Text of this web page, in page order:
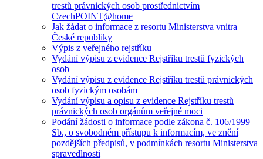
trestů právnických osob prostřednictvím
CzechPOINT@home
Jak žádat o informace z resortu Ministerstva vnitra
České republiky
Výpis z veřejného rejstříku
Vydání výpisu z evidence Rejstříku trestů fyzických
osob
Vydání výpisu z evidence Rejstříku trestů právnických
osob fyzickým osobám
Vydání výpisu a opisu z evidence Rejstříku trestů
právnických osob orgánům veřejné moci
Podání žádosti o informace podle zákona č. 106/1999
Sb., o svobodném přístupu k informacím, ve znění
pozdějších předpisů, v podmínkách resortu Ministerstva
spravedlnosti